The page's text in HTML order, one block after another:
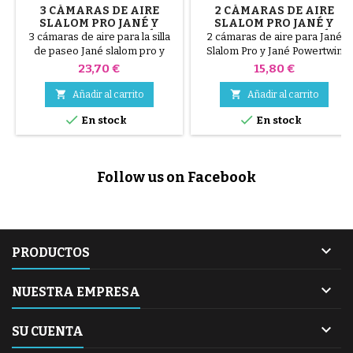
3 CÁMARAS DE AIRE
SLALOM PRO JANÉ Y
POWERTWIN JANÉ
3 cámaras de aire para la silla
de paseo Jané slalom pro y
powertwin jané - 10 1 / 2x17 / 8
Precio
23,70 €
 Añadir al carrito
 En stock
2 CÁMARAS DE AIRE
SLALOM PRO JANÉ Y
POWERTWIN JANÉ
2 cámaras de aire para Jané
Slalom Pro y Jané Powertwin
Stroller - 10 1 / 2x17 / 8
Precio
15,80 €
 Añadir al carrito
 En stock
Follow us on Facebook
PRODUCTOS 
NUESTRA EMPRESA 
SU CUENTA 